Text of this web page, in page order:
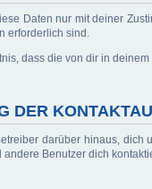
Daten nur mit deiner
erforderlich sind.
dass die von dir in
DER
darüber hinaus,
Benutzer dich